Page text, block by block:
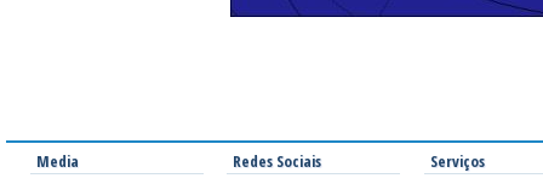
Media Redes Sociais Serviços